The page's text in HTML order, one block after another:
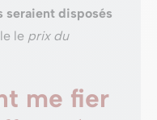
seraient disposés
le prix du
me fier